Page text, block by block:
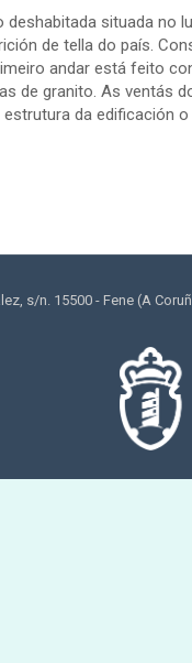
deshabitada situada no
de tella do país.
andar está feito
de granito. As ventás
estrutura da edificación
s/n. 15500 - Fene (A